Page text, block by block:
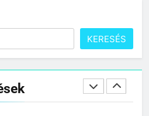
KERESÉS
jelentése
SZAVAK JELENTÉSE